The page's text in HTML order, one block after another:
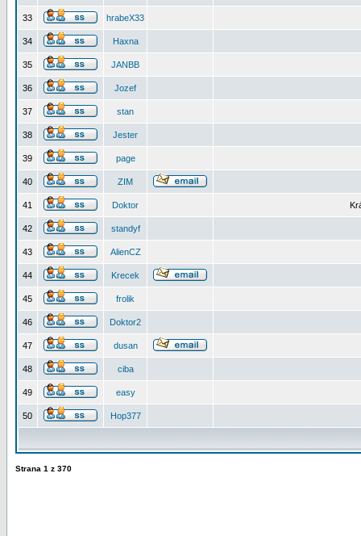
33 hrabeX33
34 Haxna
35 JANBB
36 Jozef
37 stan
38 Jester
39 page
40 ZIM
41 Doktor
42 standyf
43 AlienCZ
44 Krecek
45 frolik
46 Doktor2
47 dusan
48 ciba
49 easy
50 Hop377
Strana 1 z 370